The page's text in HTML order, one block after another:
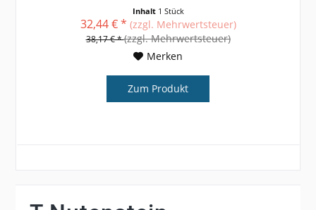
Inhalt 1 Stück
32,44 € * (zzgl. Mehrwertsteuer)
38,17 € *(zzgl. Mehrwertsteuer)
Merken
Zum Produkt